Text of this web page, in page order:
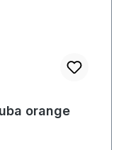
orange